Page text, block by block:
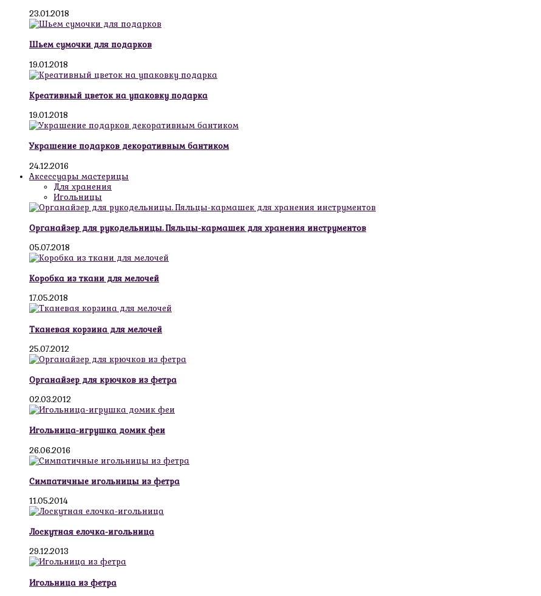
23.01.2018
Шьем сумочки для подарков
19.01.2018
Креативный цветок на упаковку подарка
19.01.2018
Украшение подарков декоративным бантиком
24.12.2016
Аксессуары мастерицы
Для хранения
Игольницы
Органайзер для рукодельницы. Пяльцы-кармашек для хранения инструментов
05.07.2018
Коробка из ткани для мелочей
17.05.2018
Тканевая корзина для мелочей
25.07.2012
Органайзер для крючков из фетра
02.03.2012
Игольница-игрушка домик феи
26.06.2016
Симпатичные игольницы из фетра
11.05.2014
Лоскутная елочка-игольница
29.12.2013
Игольница из фетра